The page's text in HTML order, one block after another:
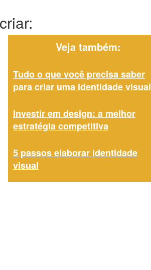
Veja também:
Tudo o que você precisa saber
para criar uma identidade visual
Investir em design: a melhor
estratégia competitiva
5 passos elaborar identidade
visual